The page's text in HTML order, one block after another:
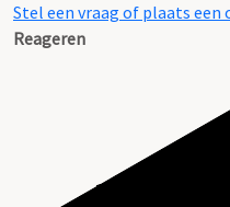
Stel een vraag of plaats
Reageren